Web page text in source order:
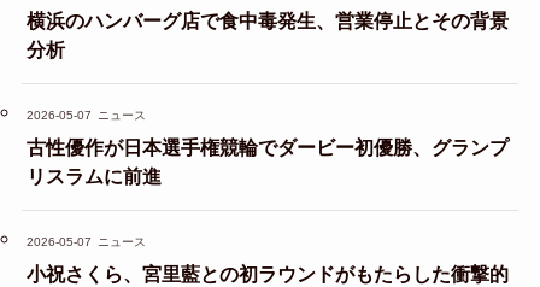
横浜のハンバーグ店で食中毒発生、営業停止とその背景
分析
2026-05-07 ニュース
古性優作が日本選手権競輪でダービー初優勝、グランプ
リスラムに前進
2026-05-07 ニュース
小祝さくら、宮里藍との初ラウンドがもたらした衝撃的